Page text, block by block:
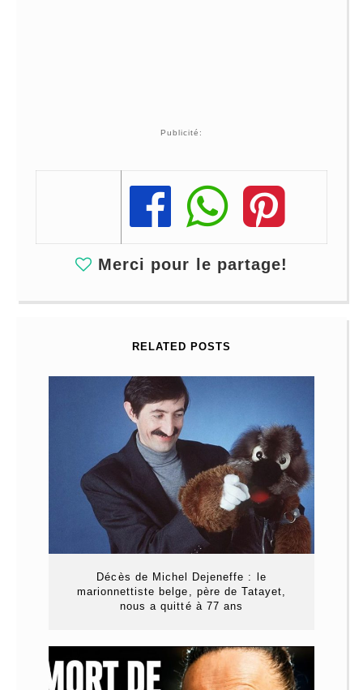
Publicité:
Share
Share
Share
Merci pour le partage!
RELATED POSTS
Décès de Michel Dejeneffe : le
marionnettiste belge, père de Tatayet,
nous a quitté à 77 ans